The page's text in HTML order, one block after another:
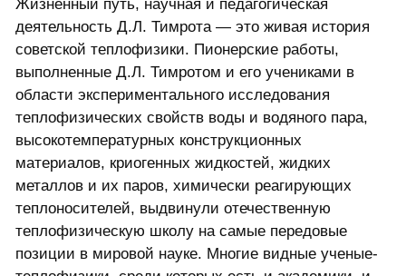
Жизненный путь, научная и педагогическая
деятельность Д.Л. Тимрота — это живая история
советской теплофизики. Пионерские работы,
выполненные Д.Л. Тимротом и его учениками в
области экспериментального исследования
теплофизических свойств воды и водяного пара,
высокотемпературных конструкционных
материалов, криогенных жидкостей, жидких
металлов и их паров, химически реагирующих
теплоносителей, выдвинули отечественную
теплофизическую школу на самые передовые
позиции в мировой науке. Многие видные ученые-